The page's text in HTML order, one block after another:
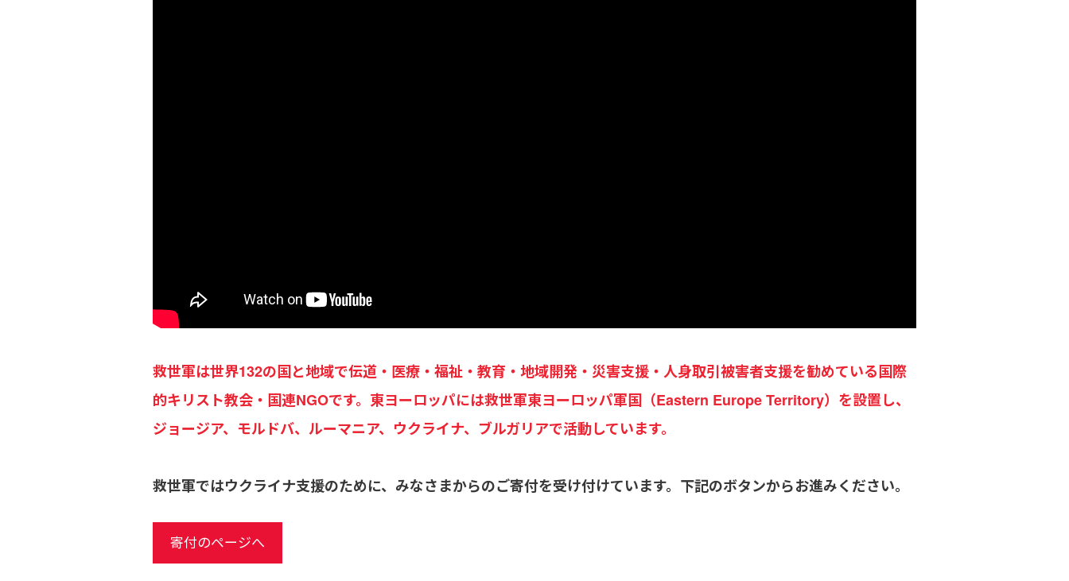
救世軍は世界132の国と地域で伝道・医療・福祉・教育・地域開発・災害支援・人身取引被害者支援を勧めている国際
的キリスト教会・国連NGOです。東ヨーロッパには救世軍東ヨーロッパ軍国（Eastern Europe Territory）を設置し、
ジョージア、モルドバ、ルーマニア、ウクライナ、ブルガリアで活動しています。
救世軍ではウクライナ支援のために、みなさまからのご寄付を受け付けています。下記のボタンからお進みください。
寄付のページへ